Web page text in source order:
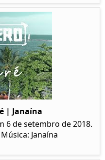
| Janaína
6 de setembro de 2018.
Janaína